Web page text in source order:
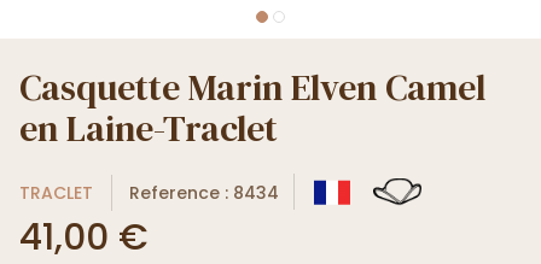
Casquette Marin Elven Camel
en Laine-Traclet
TRACLET Reference : 8434
41,00 €